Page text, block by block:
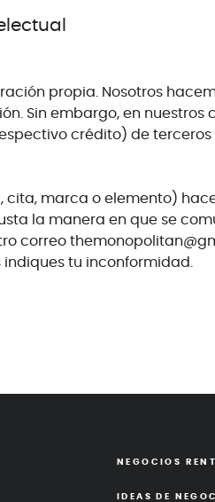
propia. Nosotros
Sin embargo, en nuestros
crédito) de
cita, marca o elemento)
la manera en que se
correo
tu inconformidad.
NEGOCIOS
IDEAS DE